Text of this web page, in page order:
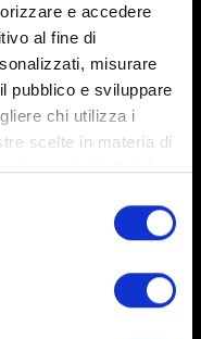
e accedere
al fine di
misurare
pubblico e sviluppare
chi utilizza i
scelte in materia di
proprietà digitale
in qualsiasi
o facendo clic
per ciascuna
per Steam, a un solo
e così via).